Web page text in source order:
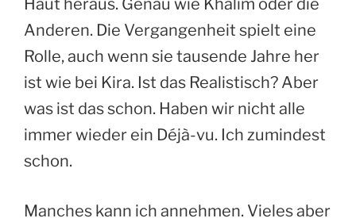
Haut heraus. Genau wie Khalim oder die
Anderen. Die Vergangenheit spielt eine
Rolle, auch wenn sie tausende Jahre her
ist wie bei Kira. Ist das Realistisch? Aber
was ist das schon. Haben wir nicht alle
immer wieder ein Déjà-vu. Ich zumindest
schon.
Manches kann ich annehmen. Vieles aber